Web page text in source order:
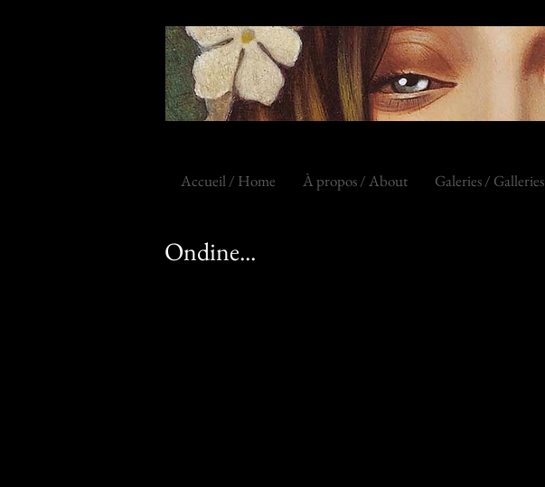
Accueil / Home À propos / About Galeries / Galleries
Ondine...